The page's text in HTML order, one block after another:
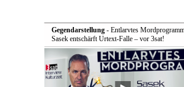
Gegendarstellung- Entlarvtes
Sasek entschärft Urtext-Falle – vor 3sat!